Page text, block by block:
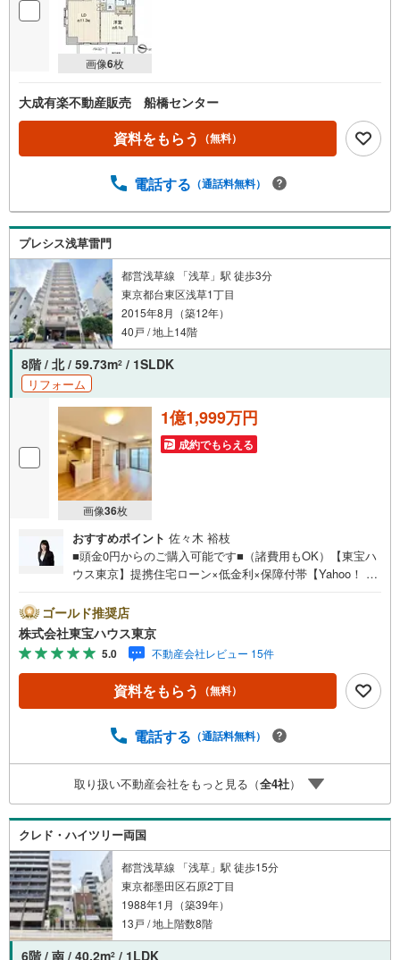
画像6枚
大成有楽不動産販売 船橋センター
資料をもらう （無料）
電話する （通話料無料）
プレシス浅草雷門
都営浅草線 「浅草」駅 徒歩3分
東京都台東区浅草1丁目
2015年8月（築12年）
40戸 / 地上14階
8階 / 北 / 59.73m2 / 1SLDK
リフォーム
画像36枚
1億1,999万円
成約でもらえる
おすすめポイント 佐々木 裕枝
■頭金0円からのご購入可能です■（諸費用もOK）【東宝ハ
ウス東京】提携住宅ローン×低金利×保障付帯【Yahoo！ 不
ayボーナスライトがもらえる「Yahoo！ 不動産 物件ご成約
キャンペーン」の対象になります。「資料をもらう」「見
学予約をする」ボタンからお問い合わせください。※必ずY
ahoo！ JAPAN IDでログインしてください。※PayPayボー
ナスライトは出金と譲渡はできません。ご案内・詳細な資
料のご請求はお気軽にどうぞ♪お電話でのお問い合わせも
ゴールド推奨店
株式会社東宝ハウス東京
5.0 不動産会社レビュー 15件
資料をもらう （無料）
電話する （通話料無料）
取り扱い不動産会社をもっと見る（全4社）
クレド・ハイツリー両国
都営浅草線 「浅草」駅 徒歩15分
東京都墨田区石原2丁目
1988年1月（築39年）
13戸 / 地上階数8階
6階 / 南 / 40.2m2 / 1LDK